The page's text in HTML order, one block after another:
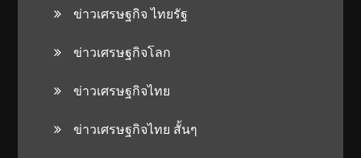
ข่าวเศรษฐกิจ ไทยรัฐ
ข่าวเศรษฐกิจโลก
ข่าวเศรษฐกิจไทย
ข่าวเศรษฐกิจไทย สั้นๆ